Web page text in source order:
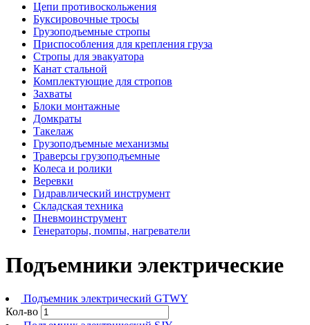
Цепи противоскольжения
Буксировочные тросы
Грузоподъемные стропы
Приспособления для крепления груза
Стропы для эвакуатора
Канат стальной
Комплектующие для стропов
Захваты
Блоки монтажные
Домкраты
Такелаж
Грузоподъемные механизмы
Траверсы грузоподъемные
Колеса и ролики
Веревки
Гидравлический инструмент
Складская техника
Пневмоинструмент
Генераторы, помпы, нагреватели
Подъемники электрические
Подъемник электрический GTWY
Кол-во